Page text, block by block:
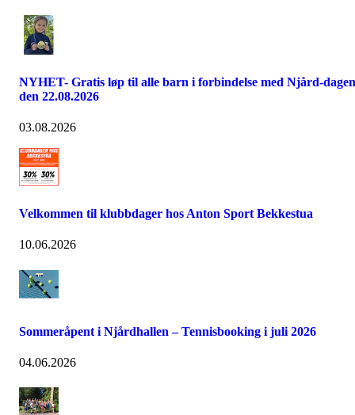
NYHET- Gratis løp til alle barn i forbindelse med Njård-dagen
den 22.08.2026
03.08.2026
Velkommen til klubbdager hos Anton Sport Bekkestua
10.06.2026
Sommeråpent i Njårdhallen – Tennisbooking i juli 2026
04.06.2026